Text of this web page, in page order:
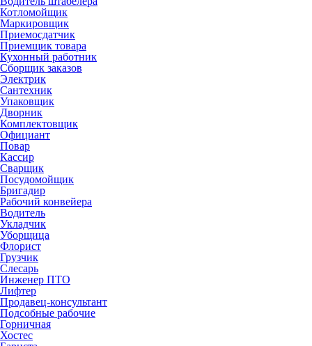
Котломойщик
Маркировщик
Приемосдатчик
Приемщик товара
Кухонный работник
Сборщик заказов
Электрик
Сантехник
Упаковщик
Дворник
Комплектовщик
Официант
Повар
Кассир
Сварщик
Посудомойщик
Бригадир
Рабочий конвейера
Водитель
Укладчик
Уборщица
Флорист
Грузчик
Слесарь
Инженер ПТО
Лифтер
Продавец-консультант
Подсобные рабочие
Горничная
Хостес